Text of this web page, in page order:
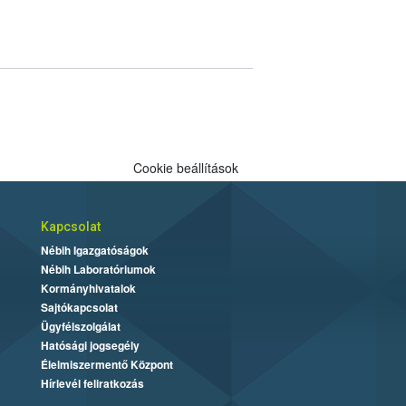
Cookie beállítások
Kapcsolat
Nébih Igazgatóságok
Nébih Laboratóriumok
Kormányhivatalok
Sajtókapcsolat
Ügyfélszolgálat
Hatósági jogsegély
Élelmiszermentő Központ
Hírlevél feliratkozás